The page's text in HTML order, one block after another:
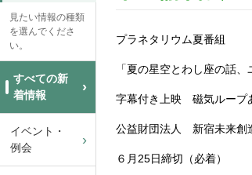
プラネタリウム夏番組
「夏の星空とわし座の話、
字幕付き上映 磁気ループ
公益財団法人 新宿未来創
６月25日締切（必着）
見たい情報の種類
を選んでくださ
い。
すべての新
着情報
イベント・
例会